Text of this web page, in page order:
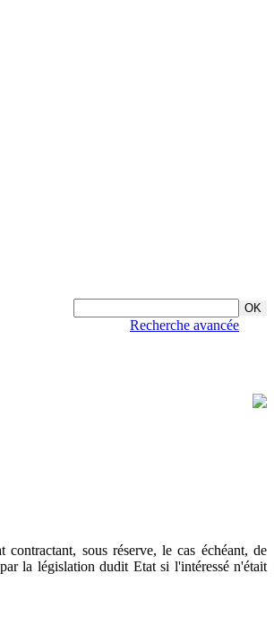
Recherche avancée
sous réserve, le cas échéant, de
la législation dudit Etat si l'intéressé n'était